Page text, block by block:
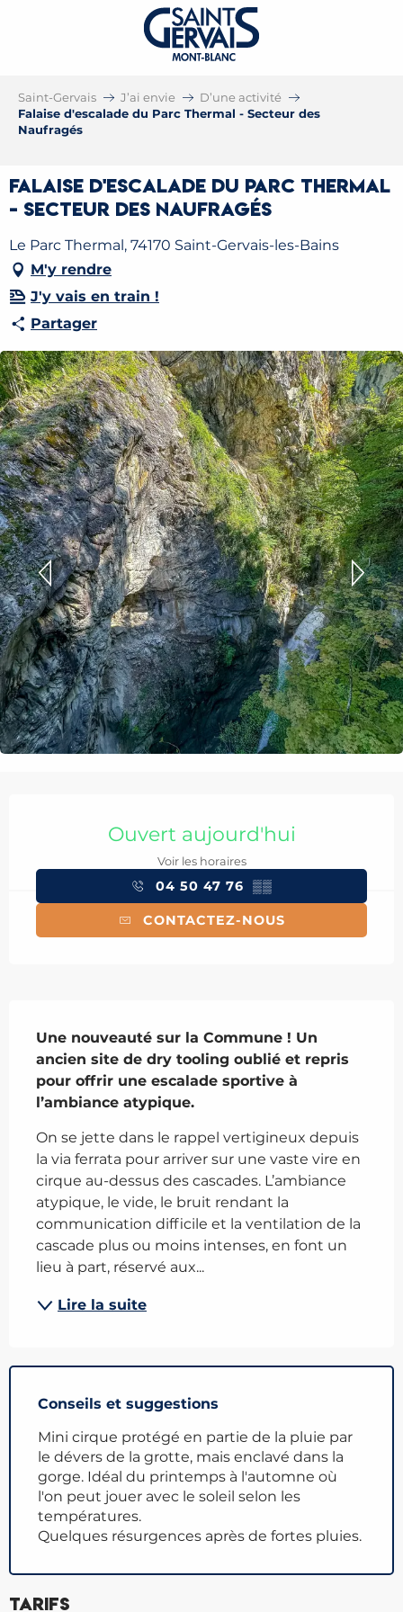
Saint-Gervais J’ai envie
D’une activité
Falaise d'escalade du Parc Thermal - Secteur des
Naufragés
Falaise d'escalade du Parc Thermal
- Secteur des Naufragés
Le Parc Thermal, 74170 Saint-Gervais-les-Bains
M'y rendre
J'y vais en train !
Partager
Ouvert aujourd'hui
Voir les horaires
04 50 47 76 ▒▒
CONTACTEZ-NOUS
Une nouveauté sur la Commune ! Un
ancien site de dry tooling oublié et repris
pour offrir une escalade sportive à
l’ambiance atypique.
On se jette dans le rappel vertigineux depuis
la via ferrata pour arriver sur une vaste vire en
cirque au-dessus des cascades. L’ambiance
atypique, le vide, le bruit rendant la
communication difficile et la ventilation de la
cascade plus ou moins intenses, en font un
lieu à part, réservé aux...
Lire la suite
Conseils et suggestions
Mini cirque protégé en partie de la pluie par
le dévers de la grotte, mais enclavé dans la
gorge. Idéal du printemps à l'automne où
l'on peut jouer avec le soleil selon les
températures.
Quelques résurgences après de fortes pluies.
Tarifs